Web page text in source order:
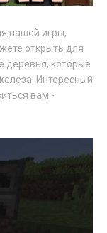
вашей игры,
открыть для
деревья, которые
Интересный
вам -